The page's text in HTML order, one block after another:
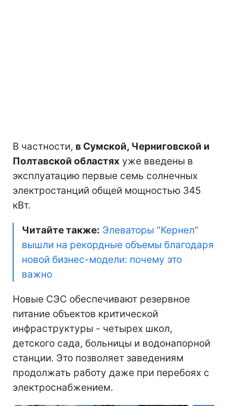
В частности, в Сумской, Черниговской и
Полтавской областях уже введены в
эксплуатацию первые семь солнечных
электростанций общей мощностью 345
кВт.
Читайте также: Элеваторы "Кернел"
вышли на рекордные объемы благодаря
новой бизнес-модели: почему это
важно
Новые СЭС обеспечивают резервное
питание объектов критической
инфраструктуры - четырех школ,
детского сада, больницы и водонапорной
станции. Это позволяет заведениям
продолжать работу даже при перебоях с
электроснабжением.